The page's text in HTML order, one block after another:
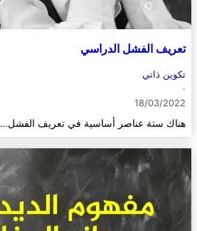
تعريف الفشل الدراسي
تكوين ذاتي
·
18/03/2022
هناك ستة عناصر أساسية في تعريف الفشل…